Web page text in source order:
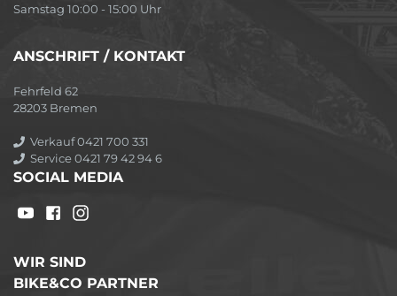
Samstag 10:00 - 15:00 Uhr
ANSCHRIFT / KONTAKT
Fehrfeld 62
28203 Bremen
Verkauf 0421 700 331
Service 0421 79 42 94 6
SOCIAL MEDIA
WIR SIND
BIKE&CO PARTNER